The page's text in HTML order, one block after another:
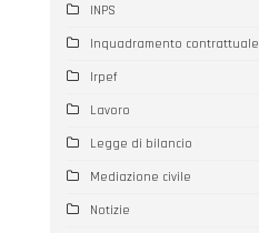
INPS
Inquadramento contrattuale
Irpef
Lavoro
Legge di bilancio
Mediazione civile
Notizie